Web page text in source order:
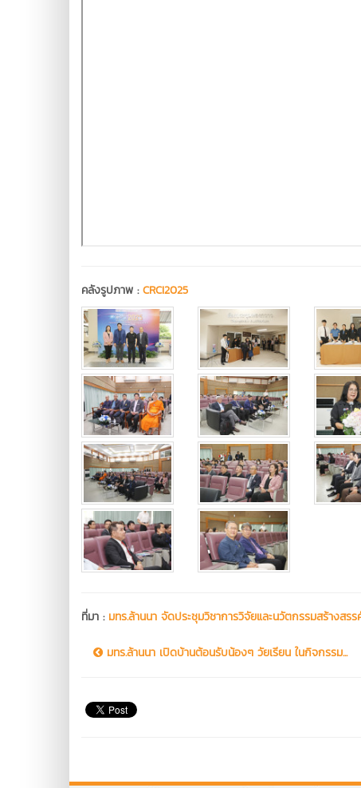
คลังรูปภาพ :CRCI2025
ที่มา : มทร.ล้านนา จัดประชุมวิชาการวิจัยและนวัตกรรมสร้างส
มทร.ล้านนา เปิดบ้านต้อนรับน้องๆ วัยเรียน ในกิจกรรม...